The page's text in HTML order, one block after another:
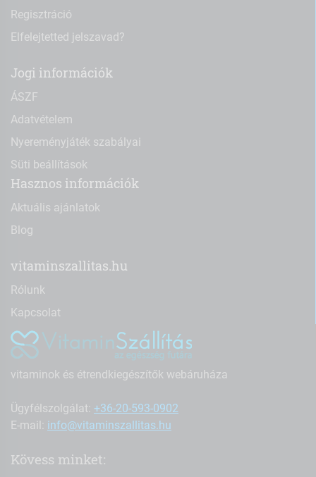
Regisztráció
Elfelejtetted jelszavad?
Jogi információk
ÁSZF
Adatvételem
Nyereményjáték szabályai
Süti beállítások
Hasznos információk
Aktuális ajánlatok
Blog
vitaminszallitas.hu
Rólunk
Kapcsolat
vitaminok és étrendkiegészítők webáruháza
Ügyfélszolgálat: +36-20-593-0902
E-mail: info@vitaminszallitas.hu
Kövess minket: